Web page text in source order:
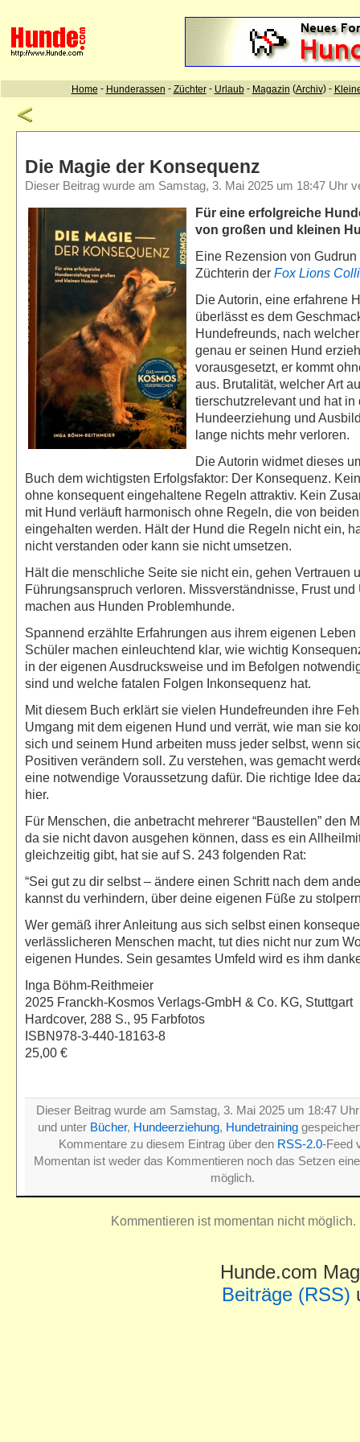
Die Magie der Konsequenz
Dieser Beitrag wurde am Samstag, 3. Mai 2025 um 18:47 Uhr
Für eine erfolgreiche
von großen und kleinen
Eine Rezension von Gudrun
Züchterin der Fox Lions
Die Autorin, eine erfahrene
überlässt es dem
Hundefreunds, nach
genau er seinen Hund
vorausgesetzt, er kommt
aus. Brutalität, welcher Art
tierschutzrelevant und hat in
Hundeerziehung und
lange nichts mehr verloren.
Die Autorin widmet dieses
Buch dem wichtigsten Erfolgsfaktor: Der Konsequenz.
ohne konsequent eingehaltene Regeln attraktiv. Kein
mit Hund verläuft harmonisch ohne Regeln, die von
eingehalten werden. Hält der Hund die Regeln nicht ein,
nicht verstanden oder kann sie nicht umsetzen.
Hält die menschliche Seite sie nicht ein, gehen Vertrauen
Führungsanspruch verloren. Missverständnisse, Frust und
machen aus Hunden Problemhunde.
Spannend erzählte Erfahrungen aus ihrem eigenen Leben
Schüler machen einleuchtend klar, wie wichtig
in der eigenen Ausdrucksweise und im Befolgen
sind und welche fatalen Folgen Inkonsequenz hat.
Mit diesem Buch erklärt sie vielen Hundefreunden ihre
Umgang mit dem eigenen Hund und verrät, wie man sie
sich und seinem Hund arbeiten muss jeder selbst, wenn
Positiven verändern soll. Zu verstehen, was gemacht
eine notwendige Voraussetzung dafür. Die richtige Idee
hier.
Für Menschen, die anbetracht mehrerer “Baustellen” den
da sie nicht davon ausgehen können, dass es ein
gleichzeitig gibt, hat sie auf S. 243 folgenden Rat:
“Sei gut zu dir selbst – ändere einen Schritt nach dem
kannst du verhindern, über deine eigenen Füße zu
Wer gemäß ihrer Anleitung aus sich selbst einen
verlässlicheren Menschen macht, tut dies nicht nur zum
eigenen Hundes. Sein gesamtes Umfeld wird es ihm
Inga Böhm-Reithmeier
2025 Franckh-Kosmos Verlags-GmbH & Co. KG, Stuttgart
Hardcover, 288 S., 95 Farbfotos
ISBN978-3-440-18163-8
25,00 €
Dieser Beitrag wurde am Samstag, 3. Mai 2025 um 18:47
und unter Bücher, Hundeerziehung, Hundetraining
Kommentare zu diesem Eintrag über den RSS-2.0-Feed
Momentan ist weder das Kommentieren noch das Setzen
möglich.
Kommentieren ist momentan nicht möglich.
Hunde.com
Beiträge (RSS)